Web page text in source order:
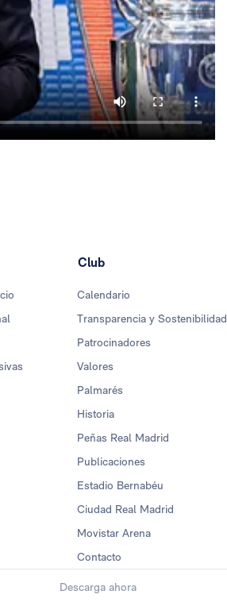
Club
Calendario
Transparencia y Sostenibilidad
Patrocinadores
Valores
Palmarés
Historia
Peñas Real Madrid
Publicaciones
Estadio Bernabéu
Ciudad Real Madrid
Movistar Arena
Contacto
Descarga ahora